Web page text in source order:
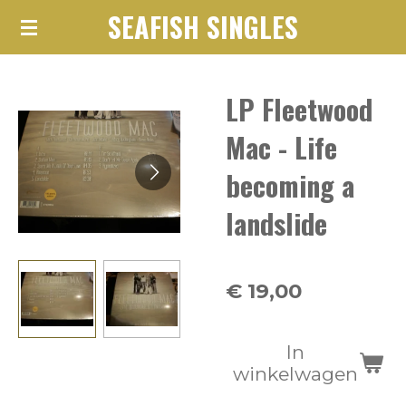
Ga
hoofdinhoud
SEAFISH SINGLES
LP Fleetwood
Mac - Life
becoming a
landslide
€ 19,00
In
winkelwagen